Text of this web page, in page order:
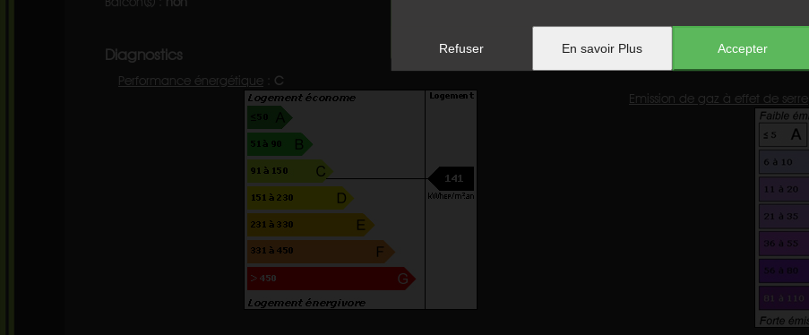
Refuser En savoir Plus Accepter
Diagnostics
Performance énergétique
C
Emission de gaz à effet de serre